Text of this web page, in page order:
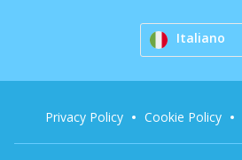
Italiano
Privacy Policy Cookie Policy